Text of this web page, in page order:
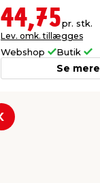
44,75pr. stk.
Lev. omk. tillægges
Webshop Butik
Se mere
Forrige